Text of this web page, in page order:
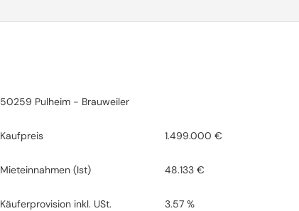
50259 Pulheim - Brauweiler
Kaufpreis 1.499.000 €
Mieteinnahmen (Ist) 48.133 €
Käuferprovision inkl. USt. 3.57 %